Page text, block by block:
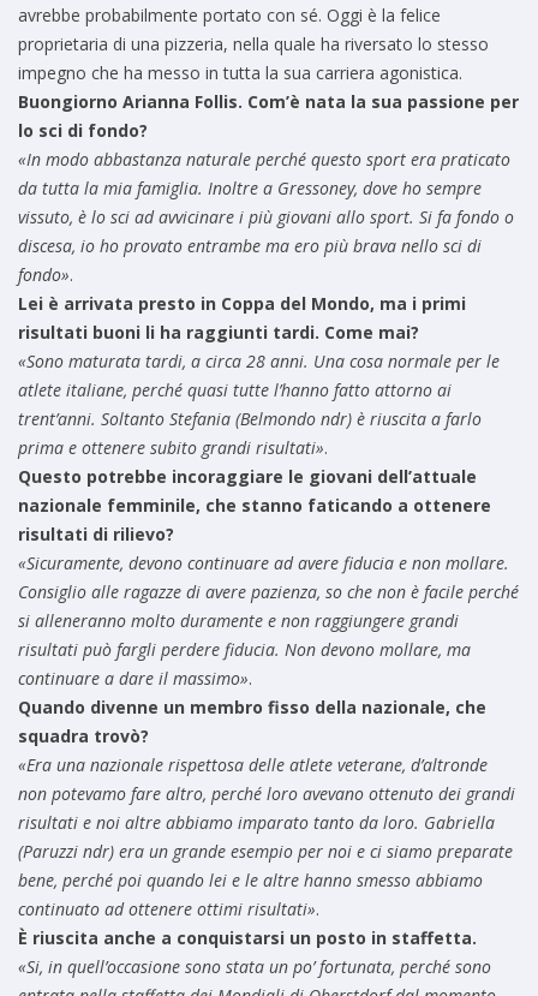
avrebbe probabilmente portato con sé. Oggi è la felice
proprietaria di una pizzeria, nella quale ha riversato lo stesso
impegno che ha messo in tutta la sua carriera agonistica.
Buongiorno Arianna Follis. Com’è nata la sua passione per
lo sci di fondo?
«In modo abbastanza naturale perché questo sport era praticato
da tutta la mia famiglia. Inoltre a Gressoney, dove ho sempre
vissuto, è lo sci ad avvicinare i più giovani allo sport. Si fa fondo o
discesa, io ho provato entrambe ma ero più brava nello sci di
fondo».
Lei è arrivata presto in Coppa del Mondo, ma i primi
risultati buoni li ha raggiunti tardi. Come mai?
«Sono maturata tardi, a circa 28 anni. Una cosa normale per le
atlete italiane, perché quasi tutte l’hanno fatto attorno ai
trent’anni. Soltanto Stefania (Belmondo ndr) è riuscita a farlo
prima e ottenere subito grandi risultati».
Questo potrebbe incoraggiare le giovani dell’attuale
nazionale femminile, che stanno faticando a ottenere
risultati di rilievo?
«Sicuramente, devono continuare ad avere fiducia e non mollare.
Consiglio alle ragazze di avere pazienza, so che non è facile perché
si alleneranno molto duramente e non raggiungere grandi
risultati può fargli perdere fiducia. Non devono mollare, ma
continuare a dare il massimo».
Quando divenne un membro fisso della nazionale, che
squadra trovò?
«Era una nazionale rispettosa delle atlete veterane, d’altronde
non potevamo fare altro, perché loro avevano ottenuto dei grandi
risultati e noi altre abbiamo imparato tanto da loro. Gabriella
(Paruzzi ndr) era un grande esempio per noi e ci siamo preparate
bene, perché poi quando lei e le altre hanno smesso abbiamo
continuato ad ottenere ottimi risultati».
È riuscita anche a conquistarsi un posto in staffetta.
«Si, in quell’occasione sono stata un po’ fortunata, perché sono